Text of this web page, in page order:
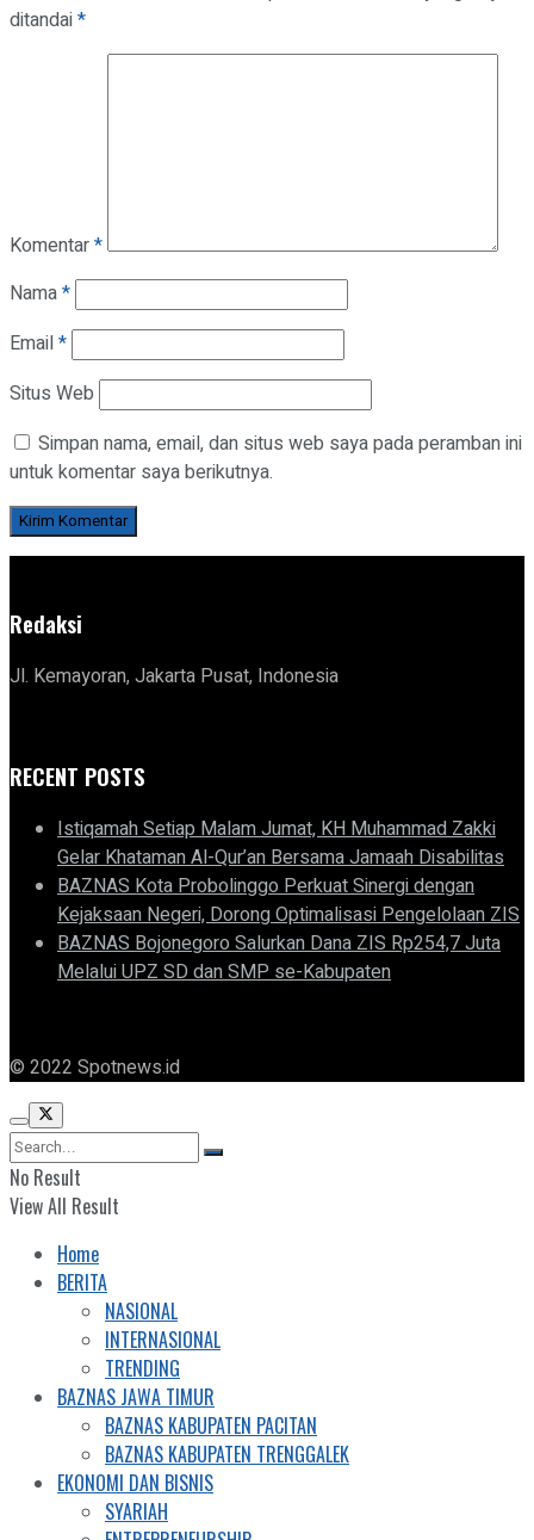
ditandai*
Komentar*
Nama*
Email*
Situs Web
Simpan nama, email, dan situs web saya pada peramban ini
untuk komentar saya berikutnya.
Redaksi
Jl. Kemayoran, Jakarta Pusat, Indonesia
RECENT POSTS
Istiqamah Setiap Malam Jumat, KH Muhammad Zakki
Gelar Khataman Al-Qur’an Bersama Jamaah Disabilitas
BAZNAS Kota Probolinggo Perkuat Sinergi dengan
Kejaksaan Negeri, Dorong Optimalisasi Pengelolaan ZIS
BAZNAS Bojonegoro Salurkan Dana ZIS Rp254,7 Juta
Melalui UPZ SD dan SMP se-Kabupaten
© 2022 Spotnews.id
No Result
View All Result
Home
BERITA
NASIONAL
INTERNASIONAL
TRENDING
BAZNAS JAWA TIMUR
BAZNAS KABUPATEN PACITAN
BAZNAS KABUPATEN TRENGGALEK
EKONOMI DAN BISNIS
SYARIAH